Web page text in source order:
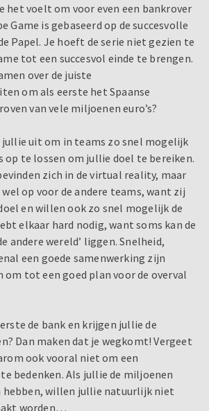
het voelt om voor even een bankrover
Game is gebaseerd op de succesvolle
Papel. Je hoeft de serie niet gezien te
tot een succesvol einde te brengen.
over de juiste
om als eerste het Spaanse
van vele miljoenen euro’s?
uit om in teams zo snel mogelijk
op te lossen om jullie doel te bereiken.
zich in de virtual reality, maar
op voor de andere teams, want zij
en willen ook zo snel mogelijk de
elkaar hard nodig, want soms kan de
andere wereld’ liggen. Snelheid,
een goede samenwerking zijn
tot een goed plan voor de overval
de bank en krijgen jullie de
Dan maken dat je wegkomt! Vergeet
ook vooral niet om een
bedenken. Als jullie de miljoenen
hebben, willen jullie natuurlijk niet
worden…